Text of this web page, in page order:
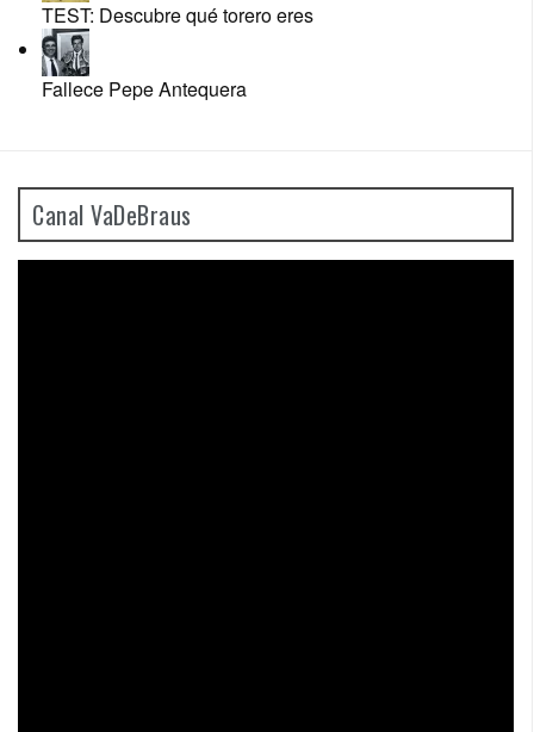
TEST: Descubre qué torero eres
Fallece Pepe Antequera
Canal VaDeBraus